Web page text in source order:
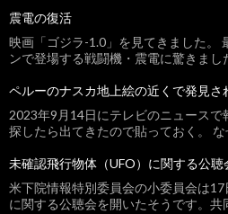
震電の復活
映画「ゴジラ-1.0」を見てきました。
ンで登場する戦闘機・震電に驚きまし
ペルーのナスカ地上絵の近くで発見さ
2023年9月14日にテレビのニュースで
探したら出てきたので貼っておく。
未確認飛行物体（UFO）に関する公聴
米下院情報特別委員会の小委員会は17
に関する公聴会を開いたそうです。共